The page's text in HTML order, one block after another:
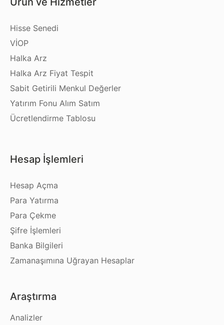
Hisse Senedi
VİOP
Halka Arz
Halka Arz Fiyat Tespit
Sabit Getirili Menkul Değerler
Yatırım Fonu Alım Satım
Ücretlendirme Tablosu
Hesap İşlemleri
Hesap Açma
Para Yatırma
Para Çekme
Şifre İşlemleri
Banka Bilgileri
Zamanaşımına Uğrayan Hesaplar
Araştırma
Analizler